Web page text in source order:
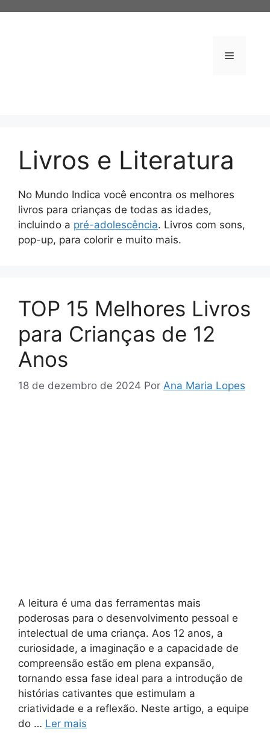
Menu
Livros e Literatura
No Mundo Indica você encontra os melhores
livros para crianças de todas as idades,
incluindo a pré-adolescência. Livros com sons,
pop-up, para colorir e muito mais.
TOP 15 Melhores Livros
para Crianças de 12
Anos
18 de dezembro de 2024 Por Ana Maria Lopes
A leitura é uma das ferramentas mais
poderosas para o desenvolvimento pessoal e
intelectual de uma criança. Aos 12 anos, a
curiosidade, a imaginação e a capacidade de
compreensão estão em plena expansão,
tornando essa fase ideal para a introdução de
histórias cativantes que estimulam a
criatividade e a reflexão. Neste artigo, a equipe
do … Ler mais